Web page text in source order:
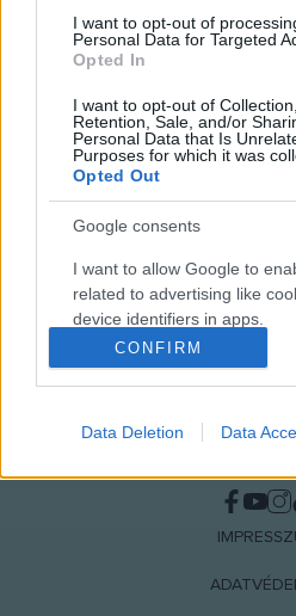
I want to opt-out of
Personal Data for Targeted
Opted In
I want to opt-out of
Retention, Sale, and/or
Personal Data that Is
Purposes for which it was
Opted Out
Google consents
I want to allow Google to
related to advertising like
device identifiers in apps.
I want to allow my user data
Google for online advertising
I want to allow Google to
I want to allow Google to
related to analytics like
CONFIRM
Data Deletion Data